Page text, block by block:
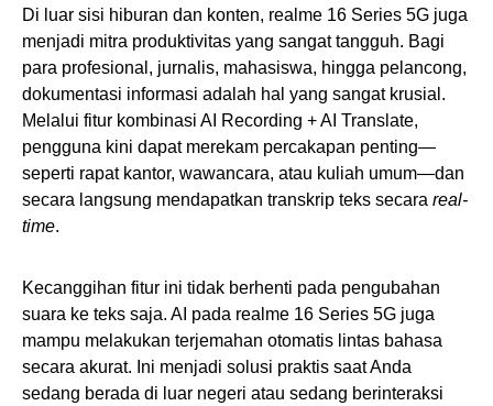
Di luar sisi hiburan dan konten, realme 16 Series 5G juga
menjadi mitra produktivitas yang sangat tangguh. Bagi
para profesional, jurnalis, mahasiswa, hingga pelancong,
dokumentasi informasi adalah hal yang sangat krusial.
Melalui fitur kombinasi AI Recording + AI Translate,
pengguna kini dapat merekam percakapan penting—
seperti rapat kantor, wawancara, atau kuliah umum—dan
secara langsung mendapatkan transkrip teks secara real-
time.
Kecanggihan fitur ini tidak berhenti pada pengubahan
suara ke teks saja. AI pada realme 16 Series 5G juga
mampu melakukan terjemahan otomatis lintas bahasa
secara akurat. Ini menjadi solusi praktis saat Anda
sedang berada di luar negeri atau sedang berinteraksi